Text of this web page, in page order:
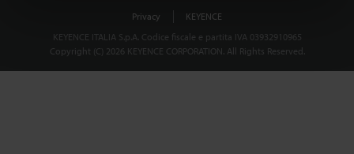
Privacy
KEYENCE
KEYENCE ITALIA S.p.A. Codice fiscale e partita IVA 03932910965
Copyright (C) 2026 KEYENCE CORPORATION. All Rights Reserved.